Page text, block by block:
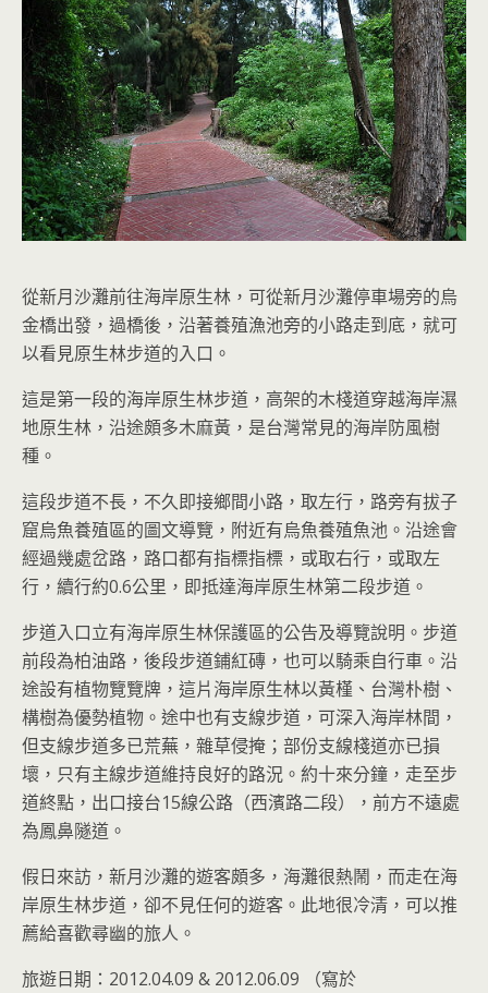
從新月沙灘前往海岸原生林，可從新月沙灘停車場旁的烏
金橋出發，過橋後，沿著養殖漁池旁的小路走到底，就可
以看見原生林步道的入口。
這是第一段的海岸原生林步道，高架的木棧道穿越海岸濕
地原生林，沿途頗多木麻黃，是台灣常見的海岸防風樹
種。
這段步道不長，不久即接鄉間小路，取左行，路旁有拔子
窟烏魚養殖區的圖文導覽，附近有烏魚養殖魚池。沿途會
經過幾處岔路，路口都有指標指標，或取右行，或取左
行，續行約0.6公里，即抵達海岸原生林第二段步道。
步道入口立有海岸原生林保護區的公告及導覽說明。步道
前段為柏油路，後段步道鋪紅磚，也可以騎乘自行車。沿
途設有植物覽覽牌，這片海岸原生林以黃槿、台灣朴樹、
構樹為優勢植物。途中也有支線步道，可深入海岸林間，
但支線步道多已荒蕪，雜草侵掩；部份支線棧道亦已損
壞，只有主線步道維持良好的路況。約十來分鐘，走至步
道終點，出口接台15線公路（西濱路二段），前方不遠處
為鳳鼻隧道。
假日來訪，新月沙灘的遊客頗多，海灘很熱鬧，而走在海
岸原生林步道，卻不見任何的遊客。此地很冷清，可以推
薦給喜歡尋幽的旅人。
旅遊日期：2012.04.09 & 2012.06.09 （寫於